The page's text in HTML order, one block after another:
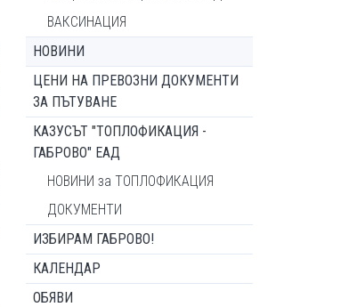
ВАКСИНАЦИЯ
НОВИНИ
ЦЕНИ НА ПРЕВОЗНИ ДОКУМЕНТИ
ЗА ПЪТУВАНЕ
КАЗУСЪТ "ТОПЛОФИКАЦИЯ -
ГАБРОВО" ЕАД
НОВИНИ за ТОПЛОФИКАЦИЯ
ДОКУМЕНТИ
ИЗБИРАМ ГАБРОВО!
КАЛЕНДАР
ОБЯВИ